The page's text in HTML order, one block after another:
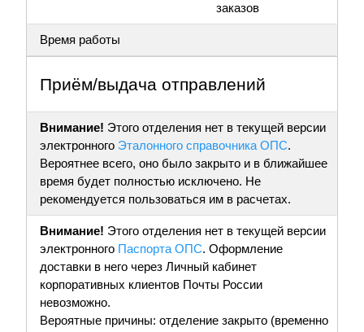
заказов
Время работы
Приём/выдача отправлений
Внимание! Этого отделения нет в текущей версии
электронного Эталонного справочника ОПС.
Вероятнее всего, оно было закрыто и в ближайшее
время будет полностью исключено. Не
рекомендуется пользоваться им в расчетах.
Внимание! Этого отделения нет в текущей версии
электронного Паспорта ОПС. Оформление
доставки в него через Личный кабинет
корпоративных клиентов Почты России
невозможно.
Вероятные причины: отделение закрыто (временно